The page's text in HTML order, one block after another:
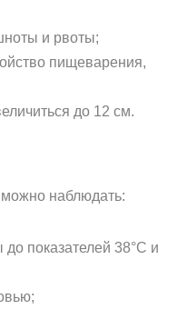
и рвоты;
пищеварения,
до 12 см.
наблюдать:
показателей 38°С и